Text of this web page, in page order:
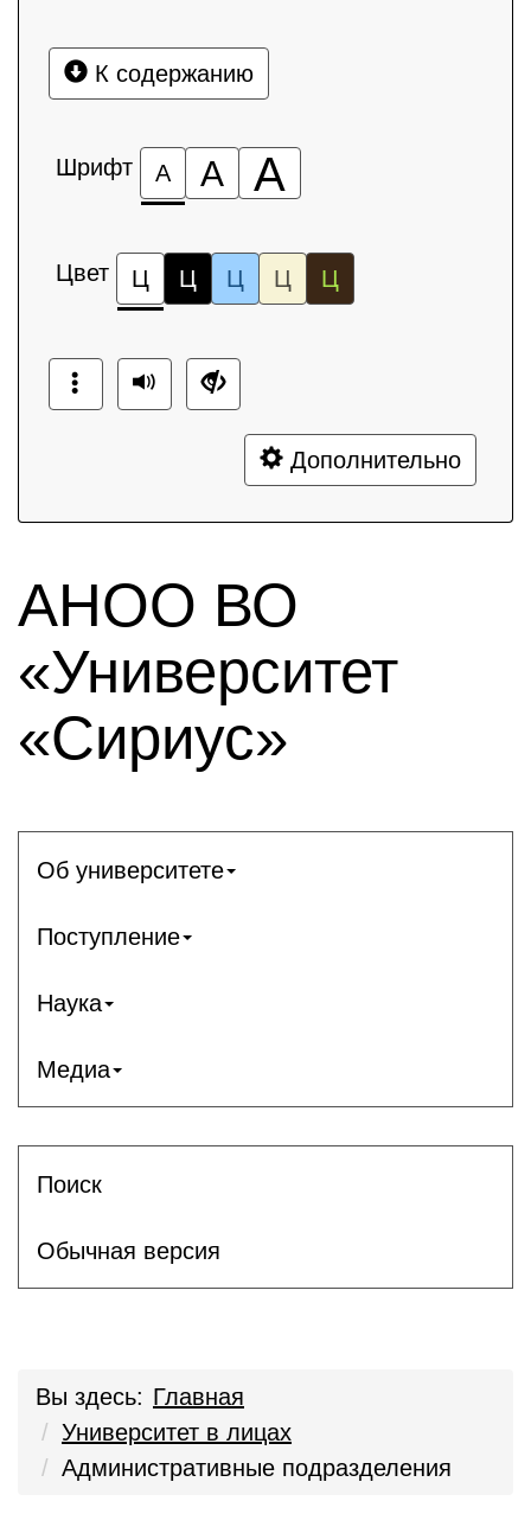
К содержанию
Шрифт А А А
Цвет Ц Ц Ц Ц Ц
Дополнительно
АНОО ВО
«Университет
«Сириус»
Об университете
Поступление
Наука
Медиа
Поиск
Обычная версия
Вы здесь: Главная
Университет в лицах
Административные подразделения